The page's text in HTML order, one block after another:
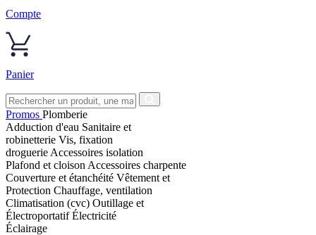
Compte
Panier
Promos Plomberie
Adduction d'eau Sanitaire et
robinetterie Vis, fixation
droguerie Accessoires isolation
Plafond et cloison Accessoires charpente
Couverture et étanchéité Vêtement et
Protection Chauffage, ventilation
Climatisation (cvc) Outillage et
ÉlectroportatifÉlectricité
Éclairage